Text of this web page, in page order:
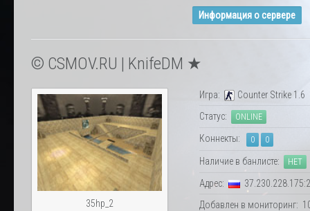
Информация о сервере
© CSMOV.RU | KnifeDM ★
35hp_2
Игра:
Counter Strike 1.6
Статус:
ONLINE
Коннекты: 0 0
Наличие в банлисте: НЕТ
Адрес:
Добавлен в мониторинг: